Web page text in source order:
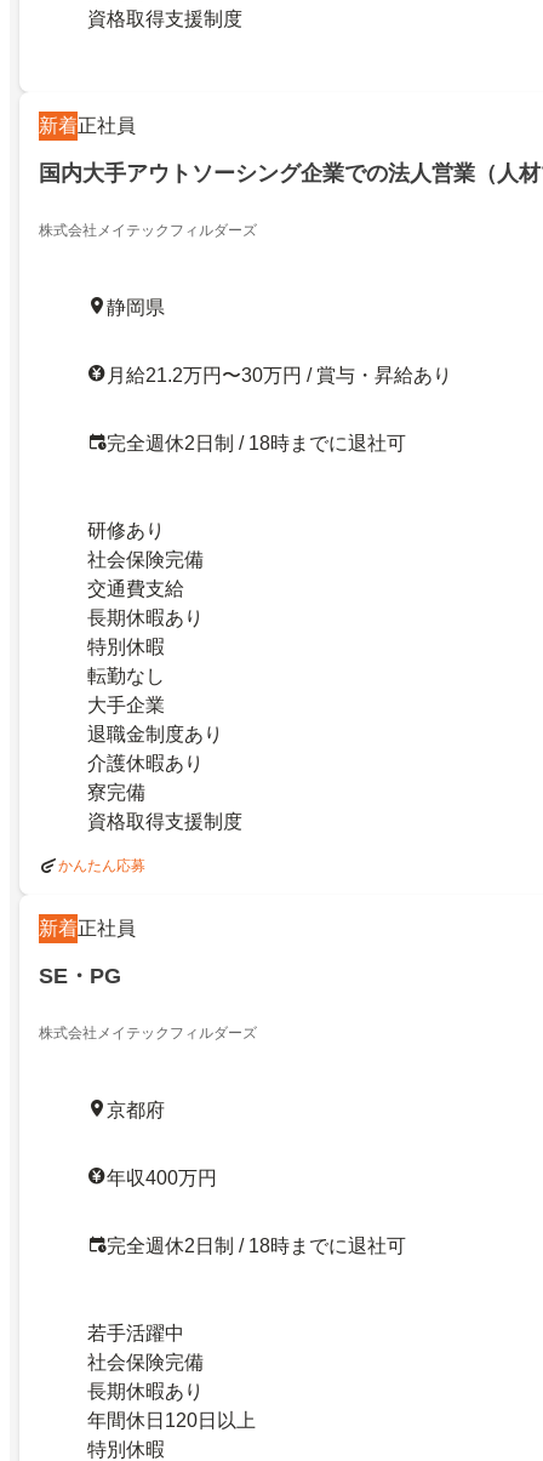
資格取得支援制度
新着正社員
国内大手アウトソーシング企業での法人営業（人
株式会社メイテックフィルダーズ
静岡県
月給21.2万円〜30万円 / 賞与・昇給あり
完全週休2日制 / 18時までに退社可
研修あり
社会保険完備
交通費支給
長期休暇あり
特別休暇
転勤なし
大手企業
退職金制度あり
介護休暇あり
寮完備
資格取得支援制度
かんたん応募
新着正社員
SE・PG
株式会社メイテックフィルダーズ
京都府
年収400万円
完全週休2日制 / 18時までに退社可
若手活躍中
社会保険完備
長期休暇あり
年間休日120日以上
特別休暇